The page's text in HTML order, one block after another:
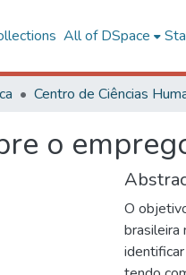
All of DSpace
o
O